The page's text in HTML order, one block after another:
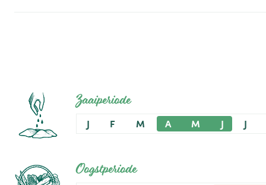
Zaaiperiode
J F M A M J J
Oogstperiode